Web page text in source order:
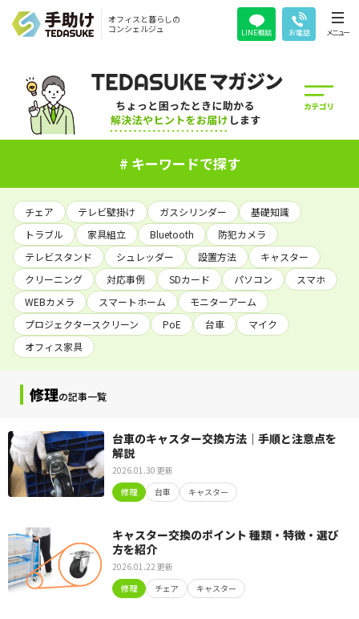
オフィスと暮らしの
コンシェルジュ
LINE相談 お電話 メニュー
# キーワードで探す
チェア テレビ壁掛け ガスシリンダー
基礎知識
トラブル
家具組立 Bluetooth
防犯カメラ
テレビスタンド
シュレッダー 設置方法
キャスター
クリーニング
対応事例 SDカード パソコン
スマホ
WEBカメラ
スマートホーム
モニターアーム
プロジェクタースクリーン
PoE 台車
マイク
オフィス家具
修理の記事一覧
2026.01.30 更新
修理
台車 キャスター
台車のキャスター交換方法｜手順と注意点を
解説
2026.01.22 更新
修理
チェア キャスター
キャスター交換のポイント 種類・特徴・選び
方を紹介